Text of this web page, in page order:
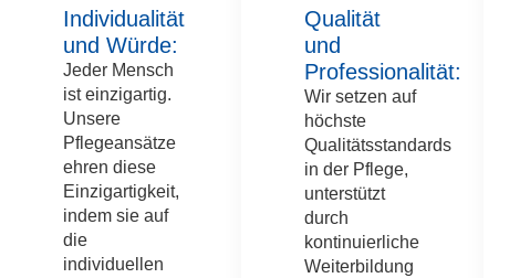
Individualität
und Würde:
Jeder Mensch
ist einzigartig.
Unsere
Pflegeansätze
ehren diese
Einzigartigkeit,
indem sie auf
die
individuellen
Qualität
und
Professionalität:
Wir setzen auf
höchste
Qualitätsstandards
in der Pflege,
unterstützt
durch
kontinuierliche
Weiterbildung